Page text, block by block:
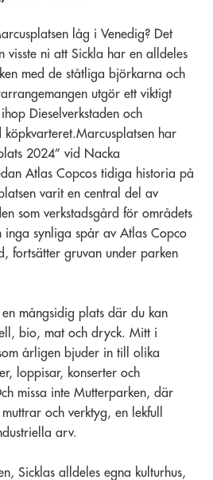
låg i Venedig? Det
visste ni att Sickla har en alldeles
med de ståtliga björkarna och
utgör ett viktigt
Dieselverkstaden och
köpkvarteret.Marcusplatsen har
2024” vid Nacka
Atlas Copcos tidiga historia på
varit en central del av
som verkstadsgård för områdets
inga synliga spår av Atlas Copco
fortsätter gruvan under parken
mångsidig plats där du kan
bio, mat och dryck. Mitt i
årligen bjuder in till olika
loppisar, konserter och
missa inte Mutterparken, där
och verktyg, en lekfull
arv.
Sicklas alldeles egna kulturhus,